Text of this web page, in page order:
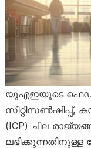
യുഎഇയുടെ
സിറ്റിസൺഷിപ്പ്,
(ICP) ചില